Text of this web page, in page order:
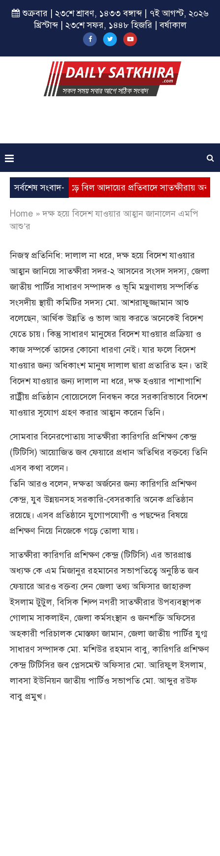
শুক্রবার | ২৩শে শ্রাবণ, ১৪৩৩ বঙ্গাব্দ | ৭ই আগস্ট, ২০২৬
খ্রিস্টাব্দ | ২৩শে সফর, ১৪৪৮ হিজরি | বর্ষাকাল
সর্বশেষ সংবাদ-
ভূতুড়ে বিল আদায়ের প্রতিবাদে সাতক্ষীরায় অবস্থান
Home »দক্ষ হয়ে বিদেশ যাওয়ার আহ্বান জানালেন এমপি
আশু’র
নিজস্ব প্রতিনিধি: দালাল না ধরে, দক্ষ হয়ে বিদেশ যাওয়ার
আহ্বান জানিয়ে সাতক্ষীরা সদর-২ আসনের সংসদ সদস্য, জেলা
জাতীয় পার্টির সাধারণ সম্পাদক ও ভূমি মন্ত্রণালয় সম্পর্কিত
সংসদীয় স্থায়ী কমিটির সদস্য মো. আশরাফুজ্জামান আশু
বলেছেন, আর্থিক উন্নতি ও ভাল আয় করতে অনেকেই বিদেশ
যেতে চায়। কিন্তু সাধারণ মানুষের বিদেশ যাওয়ার প্রক্রিয়া ও
কাজ সম্পর্কে তাদের কোনো ধারণা নেই। যার ফলে বিদেশ
যাওয়ার জন্য অধিকাংশ মানুষ দালাল দ্বারা প্রতারিত হন। তাই
বিদেশ যাওয়ার জন্য দালাল না ধরে, দক্ষ হওয়ার পাশাপাশি
রাষ্ট্রীয় প্রতিষ্ঠান বোয়েসেলে নিবন্ধন করে সরকারিভাবে বিদেশ
যাওয়ার সুযোগ গ্রহণ করার আহ্বান করেন তিনি।
সোমবার বিনেরপোতায় সাতক্ষীরা কারিগরি প্রশিক্ষণ কেন্দ্র
(টিটিসি) আয়োজিত জব ফেয়ারে প্রধান অতিথির বক্তব্যে তিনি
এসব কথা বলেন।
তিনি আরও বলেন, দক্ষতা অর্জনের জন্য কারিগরি প্রশিক্ষণ
কেন্দ্র, যুব উন্নয়নসহ সরকারি-বেসরকারি অনেক প্রতিষ্ঠান
রয়েছে। এসব প্রতিষ্ঠানে যুগোপযোগী ও পছন্দের বিষয়ে
প্রশিক্ষণ নিয়ে নিজেকে গড়ে তোলা যায়।
সাতক্ষীরা কারিগরি প্রশিক্ষণ কেন্দ্র (টিটিসি) এর ভারপ্রাপ্ত
অধ্যক্ষ কে এম মিজানুর রহমানের সভাপতিত্বে অনুষ্ঠিত জব
ফেয়ারে আরও বক্তব্য দেন জেলা তথ্য অফিসার জাহারুল
ইসলাম টুটুল, বিসিক শিল্প নগরী সাতক্ষীরার উপব্যবস্থাপক
গোলাম সাকলাইন, জেলা কর্মসংস্থান ও জনশক্তি অফিসের
অহকারী পরিচালক মোস্তফা জামান, জেলা জাতীয় পার্টির যুগ্ম
সাধারণ সম্পাদক মো. মশিউর রহমান বাবু, কারিগরি প্রশিক্ষণ
কেন্দ্র টিটিসির জব প্লেসমেন্ট অফিসার মো. আরিফুল ইসলাম,
লাবসা ইউনিয়ন জাতীয় পার্টিও সভাপতি মো. আব্দুর রউফ
বাবু প্রমুখ।